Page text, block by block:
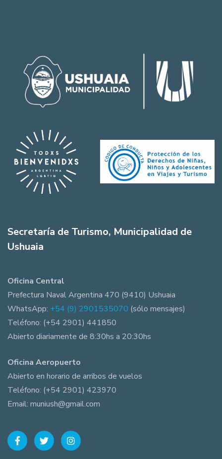
Secretaría de Turismo, Municipalidad de
Ushuaia
Oficina Central
Prefectura Naval Argentina 470 (9410) Ushuaia
WhatsApp: +54 (9) 2901535070 (sólo mensajes)
Teléfono: (+54 2901) 441850
Abierto diariamente de 8:30hs a 20:30hs
Oficina Aeropuerto
Abierto en horario de arribos de vuelos
Teléfono: (+54 2901) 423970
Email: muniush@gmail.com